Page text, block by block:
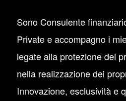
Sono Consulente
Private e accompagno i
legate alla protezione del
nella realizzazione dei
Innovazione, esclusività e